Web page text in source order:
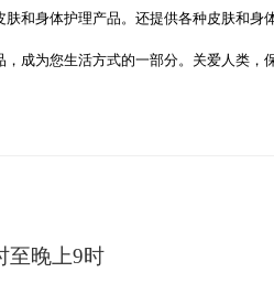
和身体护理产品。还提供各种皮肤和身
成为您生活方式的一部分。关爱人类，
至晚上9时